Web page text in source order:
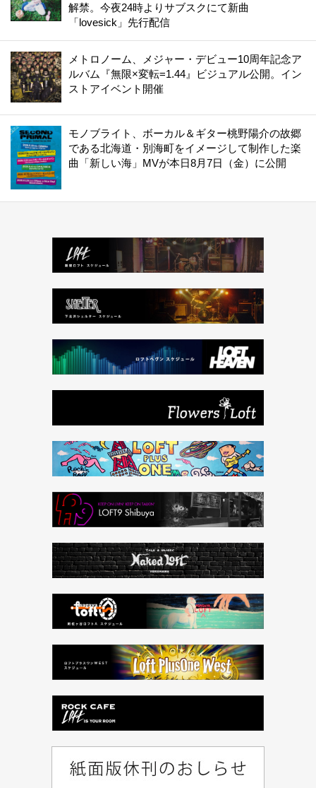
解禁。今夜24時よりサブスクにて新曲
「lovesick」先行配信
メトロノーム、メジャー・デビュー10周年記念ア
ルバム『無限×変転=1.44』ビジュアル公開。イン
ストアイベント開催
モノブライト、ボーカル＆ギター桃野陽介の故郷
である北海道・別海町をイメージして制作した楽
曲「新しい海」MVが本日8月7日（金）に公開